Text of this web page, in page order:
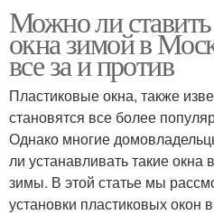
Можно ли
окна зимой в
все за и против
Пластиковые окна, также
становятся все более
Однако многие
ли устанавливать такие окна
зимы. В этой статье мы
установки пластиковых окон